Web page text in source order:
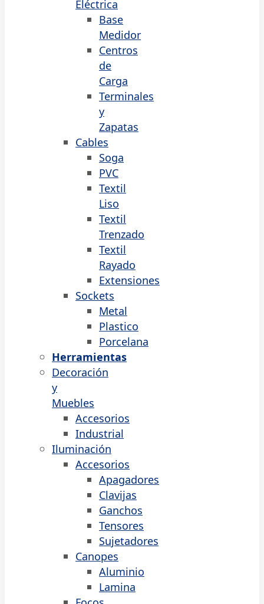
Eléctrica
Base
Medidor
Centros
de
Carga
Terminales
y
Zapatas
Cables
Soga
PVC
Textil
Liso
Textil
Trenzado
Textil
Rayado
Extensiones
Sockets
Metal
Plastico
Porcelana
Herramientas
Decoración
y
Muebles
Accesorios
Industrial
Iluminación
Accesorios
Apagadores
Clavijas
Ganchos
Tensores
Sujetadores
Canopes
Aluminio
Lamina